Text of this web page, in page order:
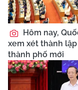
Hôm nay,
xem xét thành lập
thành phố mới